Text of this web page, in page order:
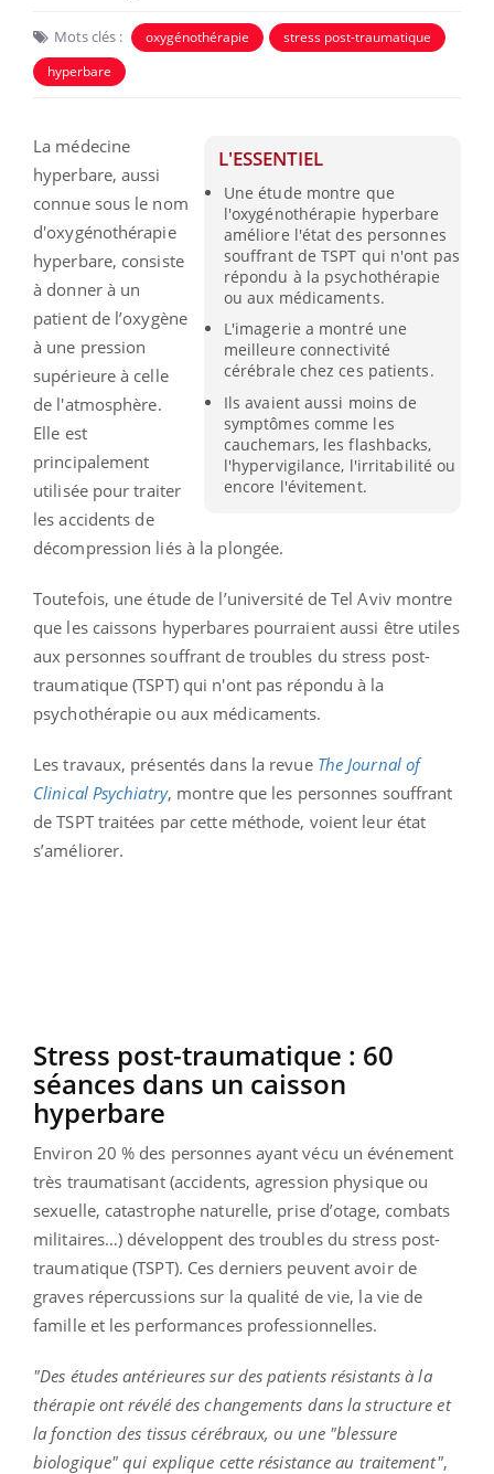
Mots clés : oxygénothérapie
stress post-traumatique
hyperbare
L'ESSENTIEL
Une étude montre que
l'oxygénothérapie hyperbare
améliore l'état des personnes
souffrant de TSPT qui n'ont pas
répondu à la psychothérapie
ou aux médicaments.
L'imagerie a montré une
meilleure connectivité
cérébrale chez ces patients.
Ils avaient aussi moins de
symptômes comme les
cauchemars, les flashbacks,
l'hypervigilance, l'irritabilité ou
encore l'évitement.
La médecine
hyperbare, aussi
connue sous le nom
d'oxygénothérapie
hyperbare, consiste
à donner à un
patient de l’oxygène
à une pression
supérieure à celle
de l'atmosphère.
Elle est
principalement
utilisée pour traiter
les accidents de
décompression liés à la plongée.
Toutefois, une étude de l’université de Tel Aviv montre
que les caissons hyperbares pourraient aussi être utiles
aux personnes souffrant de troubles du stress post-
traumatique (TSPT) qui n'ont pas répondu à la
psychothérapie ou aux médicaments.
Les travaux, présentés dans la revue The Journal of
Clinical Psychiatry, montre que les personnes souffrant
de TSPT traitées par cette méthode, voient leur état
s’améliorer.
Stress post-traumatique : 60
séances dans un caisson
hyperbare
Environ 20 % des personnes ayant vécu un événement
très traumatisant (accidents, agression physique ou
sexuelle, catastrophe naturelle, prise d’otage, combats
militaires…) développent des troubles du stress post-
traumatique (TSPT). Ces derniers peuvent avoir de
graves répercussions sur la qualité de vie, la vie de
famille et les performances professionnelles.
"Des études antérieures sur des patients résistants à la
thérapie ont révélé des changements dans la structure et
la fonction des tissus cérébraux, ou une "blessure
biologique" qui explique cette résistance au traitement",